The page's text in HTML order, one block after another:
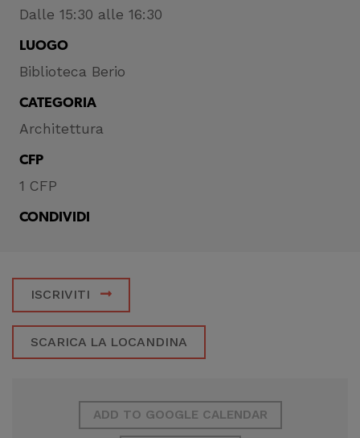
Dalle 15:30 alle 16:30
LUOGO
Biblioteca Berio
CATEGORIA
Architettura
CFP
1 CFP
CONDIVIDI
ISCRIVITI
SCARICA LA LOCANDINA
ADD TO GOOGLE CALENDAR